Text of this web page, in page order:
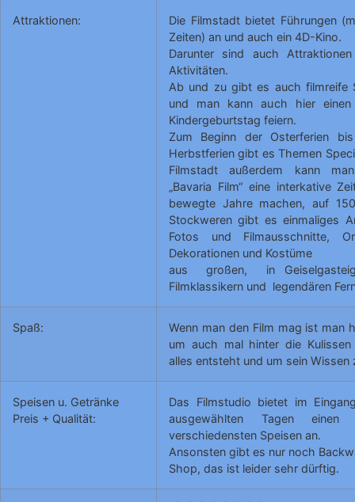
Attraktionen:
Die Filmstadt bietet Führungen
Zeiten) an und auch ein 4D-Kino.
Darunter sind auch
Aktivitäten.
Ab und zu gibt es auch filmreife
und man kann auch hier einen
Kindergeburtstag feiern.
Zum Beginn der Osterferien
Herbstferien gibt es Themen
Filmstadt außerdem kann
„Bavaria Film“ eine interkative
bewegte Jahre machen, auf
Stockweren gibt es einmaliges
Fotos und Filmausschnitte,
Dekorationen und Kostüme
aus großen, in
Filmklassikern und legendären
Spaß:
Wenn man den Film mag ist man
um auch mal hinter die
alles entsteht und um sein Wissen
Speisen u. Getränke
Preis + Qualität:
Das Filmstudio bietet im
ausgewählten Tagen einen
verschiedensten Speisen an.
Ansonsten gibt es nur noch
Shop, das ist leider sehr dürftig.